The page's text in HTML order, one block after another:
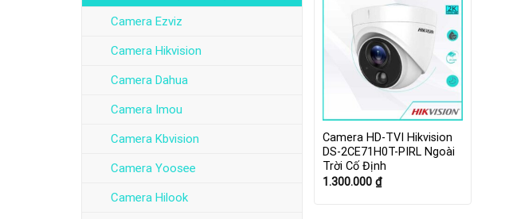
Camera Ezviz
Camera Hikvision
Camera Dahua
Camera Imou
Camera Kbvision
Camera Yoosee
Camera Hilook
Camera HD-TVI Hikvision
DS-2CE71H0T-PIRL Ngoài
Trời Cố Định
1.300.000₫